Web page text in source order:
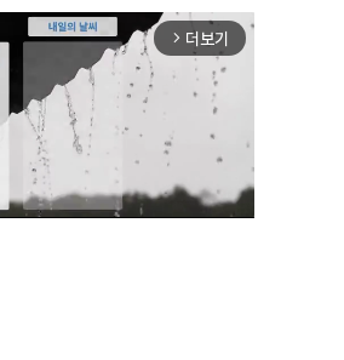
arrow_forward_ios 더보기